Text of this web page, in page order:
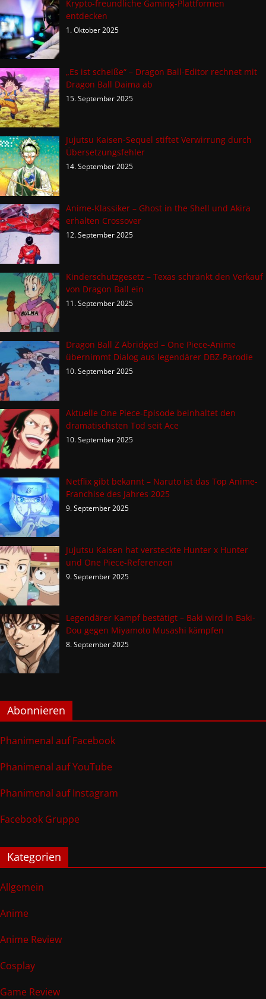
Krypto-freundliche Gaming-Plattformen
entdecken
1. Oktober 2025
„Es ist scheiße“ – Dragon Ball-Editor rechnet mit
Dragon Ball Daima ab
15. September 2025
Jujutsu Kaisen-Sequel stiftet Verwirrung durch
Übersetzungsfehler
14. September 2025
Anime-Klassiker – Ghost in the Shell und Akira
erhalten Crossover
12. September 2025
Kinderschutzgesetz – Texas schränkt den Verkauf
von Dragon Ball ein
11. September 2025
Dragon Ball Z Abridged – One Piece-Anime
übernimmt Dialog aus legendärer DBZ-Parodie
10. September 2025
Aktuelle One Piece-Episode beinhaltet den
dramatischsten Tod seit Ace
10. September 2025
Netflix gibt bekannt – Naruto ist das Top Anime-
Franchise des Jahres 2025
9. September 2025
Jujutsu Kaisen hat versteckte Hunter x Hunter
und One Piece-Referenzen
9. September 2025
Legendärer Kampf bestätigt – Baki wird in Baki-
Dou gegen Miyamoto Musashi kämpfen
8. September 2025
Abonnieren
Phanimenal auf Facebook
Phanimenal auf YouTube
Phanimenal auf Instagram
Facebook Gruppe
Kategorien
Allgemein
Anime
Anime Review
Cosplay
Game Review